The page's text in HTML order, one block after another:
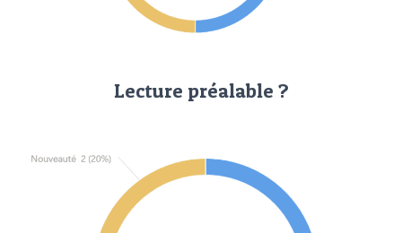
Lecture préalable ?